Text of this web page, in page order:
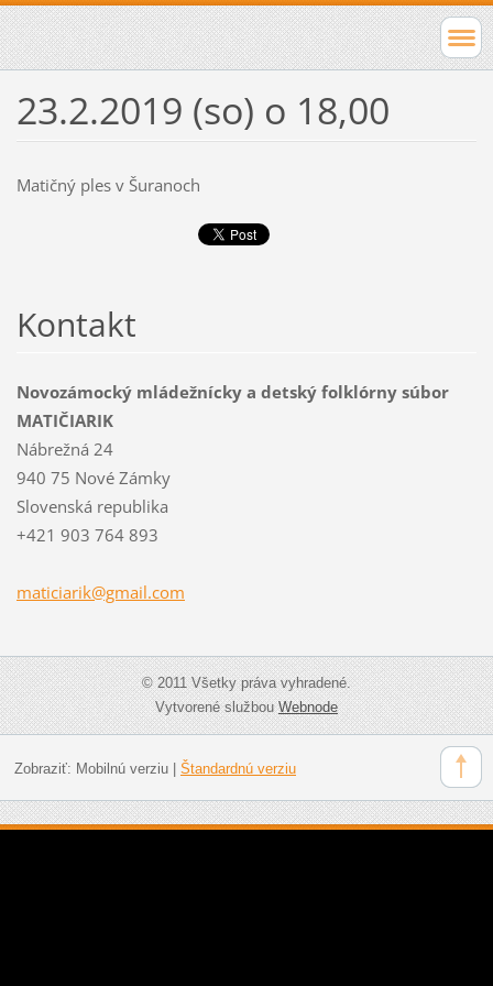
23.2.2019 (so) o 18,00
Matičný ples v Šuranoch
Kontakt
Novozámocký mládežnícky a detský folklórny súbor
MATIČIARIK
Nábrežná 24
940 75 Nové Zámky
Slovenská republika
+421 903 764 893
maticiarik@gmail.com
© 2011 Všetky práva vyhradené.
Vytvorené službouWebnode
Zobraziť: Mobilnú verziu| Štandardnú verziu